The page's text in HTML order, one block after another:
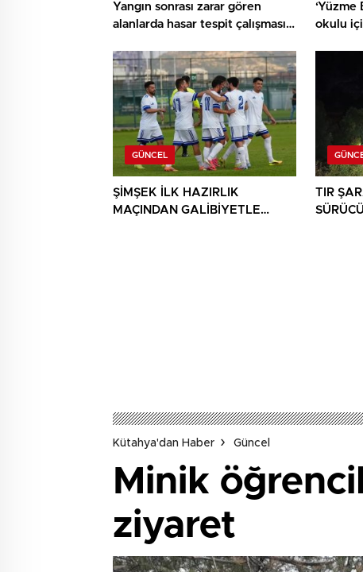
Yangın sonrası zarar gören
alanlarda hasar tespit çalışması
‘Yüzme
okulu
GÜNCEL
ŞİMŞEK İLK HAZIRLIK
MAÇINDAN GALİBİYETLE
TIR
Kütahya'dan Haber Güncel
Minik
ziyaret